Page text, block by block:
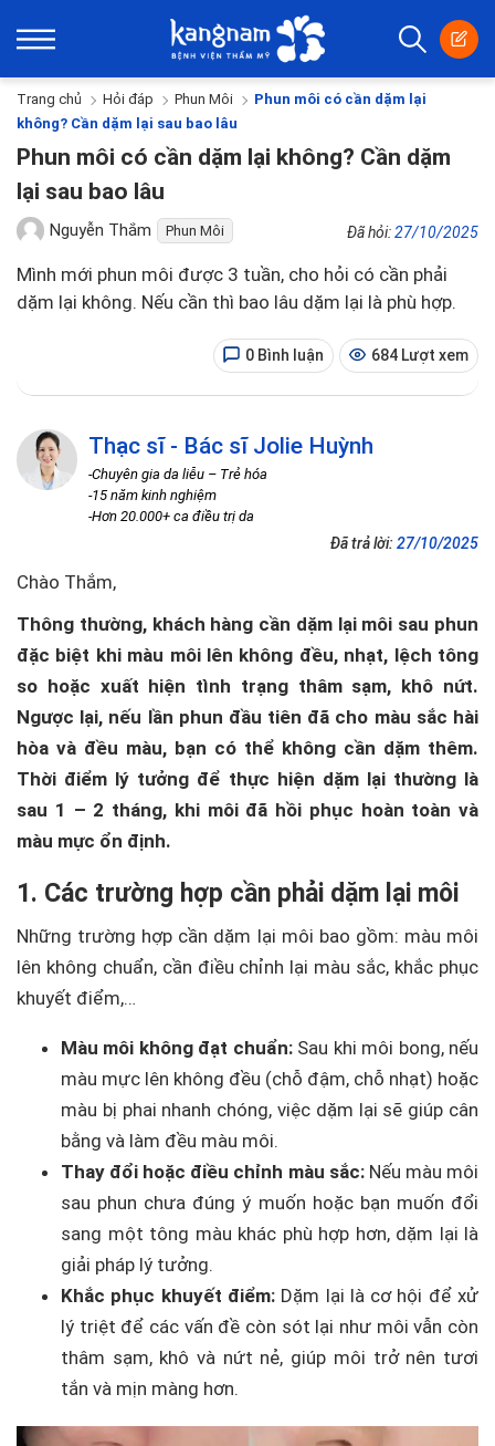
Trang chủ Hỏi đáp Phun Môi
Phun môi có cần dặm lại
không? Cần dặm lại sau bao lâu
Phun môi có cần dặm lại không? Cần dặm
lại sau bao lâu
Nguyễn Thắm Phun Môi Đã hỏi:27/10/2025
Mình mới phun môi được 3 tuần, cho hỏi có cần phải
dặm lại không. Nếu cần thì bao lâu dặm lại là phù hợp.
0 Bình luận 684 Lượt xem
Thạc sĩ - Bác sĩ Jolie Huỳnh
-Chuyên gia da liễu – Trẻ hóa
-15 năm kinh nghiệm
-Hơn 20.000+ ca điều trị da
Đã trả lời: 27/10/2025
Chào Thắm,
Thông thường, khách hàng cần dặm lại môi sau phun
đặc biệt khi màu môi lên không đều, nhạt, lệch tông
so hoặc xuất hiện tình trạng thâm sạm, khô nứt.
Ngược lại, nếu lần phun đầu tiên đã cho màu sắc hài
hòa và đều màu, bạn có thể không cần dặm thêm.
Thời điểm lý tưởng để thực hiện dặm lại thường là
sau 1 – 2 tháng, khi môi đã hồi phục hoàn toàn và
màu mực ổn định.
1. Các trường hợp cần phải dặm lại môi
Những trường hợp cần dặm lại môi bao gồm: màu môi
lên không chuẩn, cần điều chỉnh lại màu sắc, khắc phục
khuyết điểm,…
Màu môi không đạt chuẩn:Sau khi môi bong, nếu
màu mực lên không đều (chỗ đậm, chỗ nhạt) hoặc
màu bị phai nhanh chóng, việc dặm lại sẽ giúp cân
bằng và làm đều màu môi.
Thay đổi hoặc điều chỉnh màu sắc:Nếu màu môi
sau phun chưa đúng ý muốn hoặc bạn muốn đổi
sang một tông màu khác phù hợp hơn, dặm lại là
giải pháp lý tưởng.
Khắc phục khuyết điểm:Dặm lại là cơ hội để xử
lý triệt để các vấn đề còn sót lại như môi vẫn còn
thâm sạm, khô và nứt nẻ, giúp môi trở nên tươi
tắn và mịn màng hơn.